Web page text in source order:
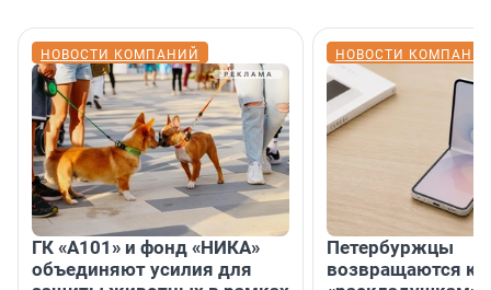
НОВОСТИ КОМПАНИЙ
ГК «А101» и фонд «НИКА»
объединяют усилия для
НОВОСТИ
Петербуржцы
возвращаются к